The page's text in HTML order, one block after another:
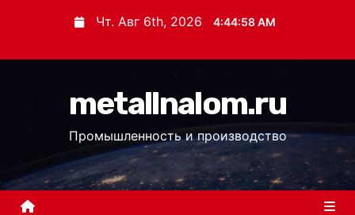
с
Чт. Авг 6th, 2026 4:44:59 AM
metallnalom.ru
Промышленность и производство